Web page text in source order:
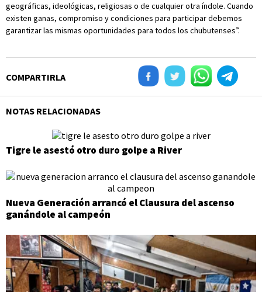
geográficas, ideológicas, religiosas o de cualquier otra índole. Cuando
existen ganas, compromiso y condiciones para participar debemos
garantizar las mismas oportunidades para todos los chubutenses”.
COMPARTIRLA
NOTAS RELACIONADAS
Tigre le asestó otro duro golpe a River
Nueva Generación arrancó el Clausura del ascenso
ganándole al campeón